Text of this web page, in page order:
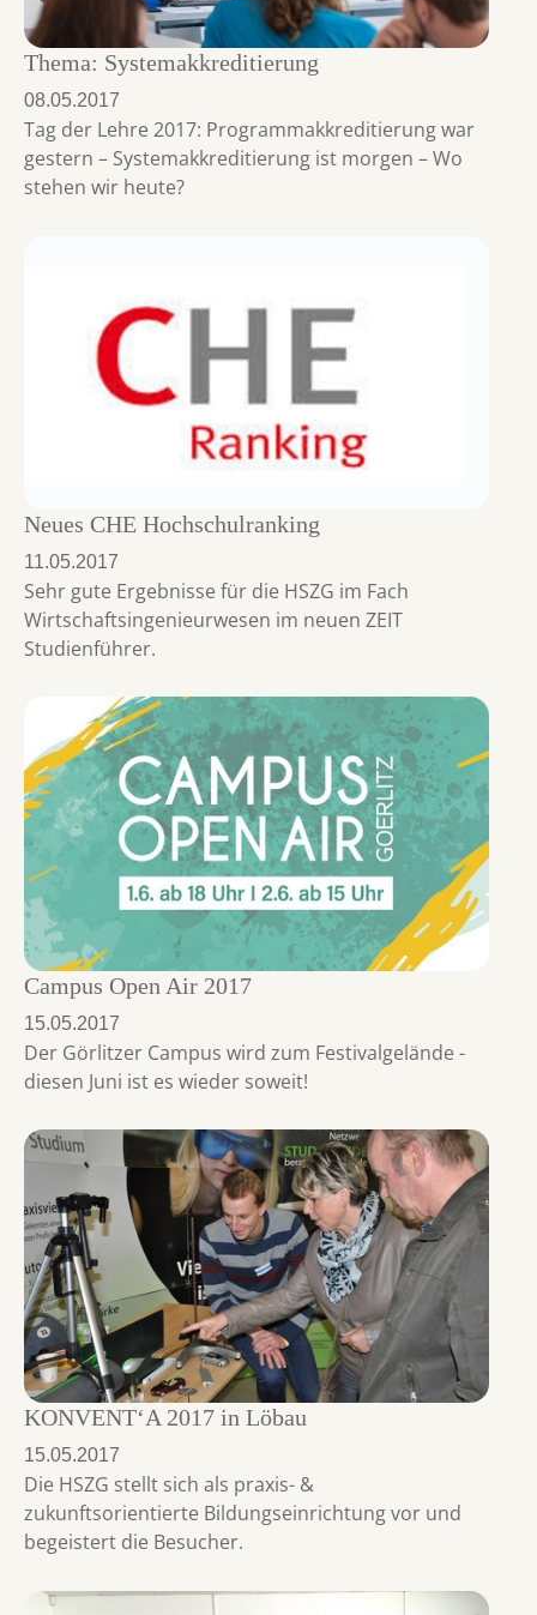
Thema: Systemakkreditierung
08.05.2017
Tag der Lehre 2017: Programmakkreditierung war
gestern – Systemakkreditierung ist morgen – Wo
stehen wir heute?
Neues CHE Hochschulranking
11.05.2017
Sehr gute Ergebnisse für die HSZG im Fach
Wirtschaftsingenieurwesen im neuen ZEIT
Studienführer.
Campus Open Air 2017
15.05.2017
Der Görlitzer Campus wird zum Festivalgelände -
diesen Juni ist es wieder soweit!
KONVENT‘A 2017 in Löbau
15.05.2017
Die HSZG stellt sich als praxis- &
zukunftsorientierte Bildungseinrichtung vor und
begeistert die Besucher.